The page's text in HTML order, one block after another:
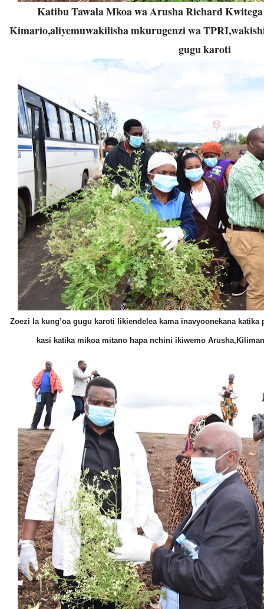
Katibu Tawala Mkoa wa Arusha Richard
Kimario,aliyemuwakilisha mkurugenzi wa
gugu karoti
Zoezi la kung’oa gugu karoti likiendelea kama inavyoonekana
kasi katika mikoa mitano hapa nchini ikiwemo